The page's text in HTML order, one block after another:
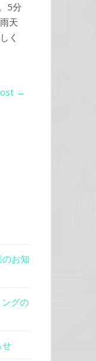
5分
天
く
→
お知
グの
せ